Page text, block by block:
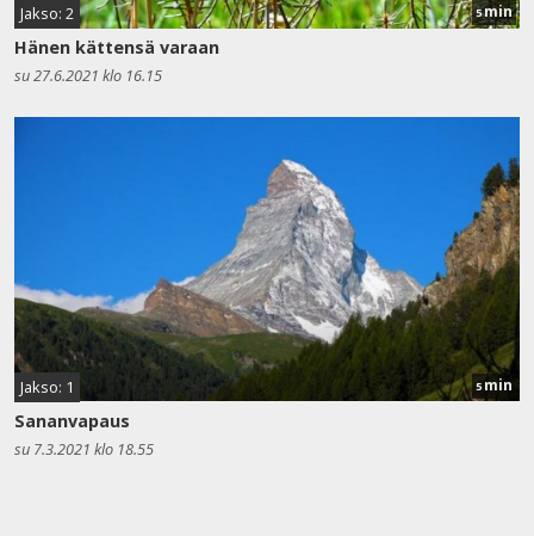
Jakso: 2 5min
Hänen kättensä varaan
su 27.6.2021 klo 16.15
Jakso: 1 5 min
Sananvapaus
su 7.3.2021 klo 18.55